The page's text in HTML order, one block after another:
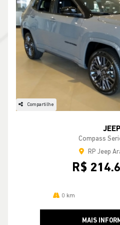
Compartilhe
JEEP
Compass
RP Jeep
R$
0 km
MAIS